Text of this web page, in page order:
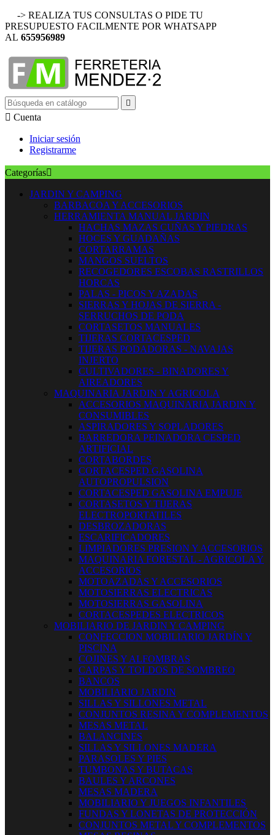
-> REALIZA TUS CONSULTAS O PIDE TU
PRESUPUESTO FACILMENTE POR WHATSAPP
AL 655956989

 Cuenta
Iniciar sesión
Registrarme
Categorías
JARDIN Y CAMPING
BARBACOA Y ACCESORIOS
HERRAMIENTA MANUAL JARDIN
HACHAS MAZAS CUÑAS Y PIEDRAS
HOCES Y GUADAÑAS
CORTARRAMAS
MANGOS SUELTOS
RECOGEDORES ESCOBAS RASTRILLOS
HORCAS
PALAS - PICOS Y AZADAS
SIERRAS Y HOJAS DE SIERRA -
SERRUCHOS DE PODA
CORTASETOS MANUALES
TIJERAS CORTACESPED
TIJERAS PODADORAS - NAVAJAS
INJERTO
CULTIVADORES - BINADORES Y
AIREADORES
MAQUINARIA JARDIN Y AGRICOLA
ACCESORIOS MAQUINARIA JARDIN Y
CONSUMIBLES
ASPIRADORES Y SOPLADORES
BARREDORA PEINADORA CESPED
ARTIFICIAL
CORTABORDES
CORTACESPED GASOLINA
AUTOPROPULSION
CORTACESPED GASOLINA EMPUJE
CORTASETOS Y TIJERAS
ELECTROPORTATILES
DESBROZADORAS
ESCARIFICADORES
LIMPIADORES PRESION Y ACCESORIOS
MAQUINARIA FORESTAL - AGRICOLA Y
ACCESORIOS
MOTOAZADAS Y ACCESORIOS
MOTOSIERRAS ELECTRICAS
MOTOSIERRAS GASOLINA
CORTACESPEDES ELECTRICOS
MOBILIARIO DE JARDIN Y CAMPING
CONFECCION MOBILIARIO JARDÍN Y
PISCINA
COJINES Y ALFOMBRAS
CARPAS Y TOLDOS DE SOMBREO
BANCOS
MOBILIARIO JARDIN
SILLAS Y SILLONES METAL
CONJUNTOS RESINA Y COMPLEMENTOS
MESAS METAL
BALANCINES
SILLAS Y SILLONES MADERA
PARASOLES Y PIES
TUMBONAS Y BUTACAS
BAULES Y ARCONES
MESAS MADERA
MOBILIARIO Y JUEGOS INFANTILES
FUNDAS Y LONETAS DE PROTECCIÓN
CONJUNTOS METAL Y COMPLEMENTOS